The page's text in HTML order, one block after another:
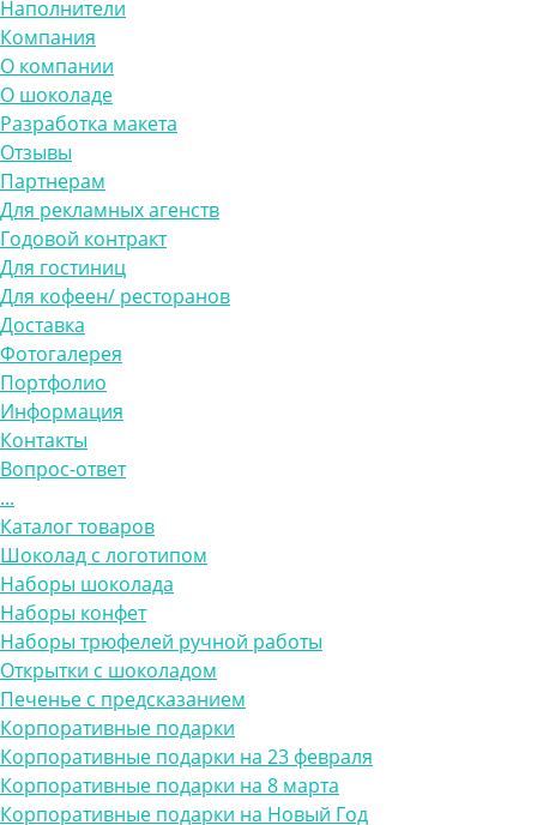
Наполнители
Компания
О компании
О шоколаде
Разработка макета
Отзывы
Партнерам
Для рекламных агенств
Годовой контракт
Для гостиниц
Для кофеен/ ресторанов
Доставка
Фотогалерея
Портфолио
Информация
Контакты
Вопрос-ответ
...
Каталог товаров
Шоколад с логотипом
Наборы шоколада
Наборы конфет
Наборы трюфелей ручной работы
Открытки с шоколадом
Печенье с предсказанием
Корпоративные подарки
Корпоративные подарки на 23 февраля
Корпоративные подарки на 8 марта
Корпоративные подарки на Новый Год